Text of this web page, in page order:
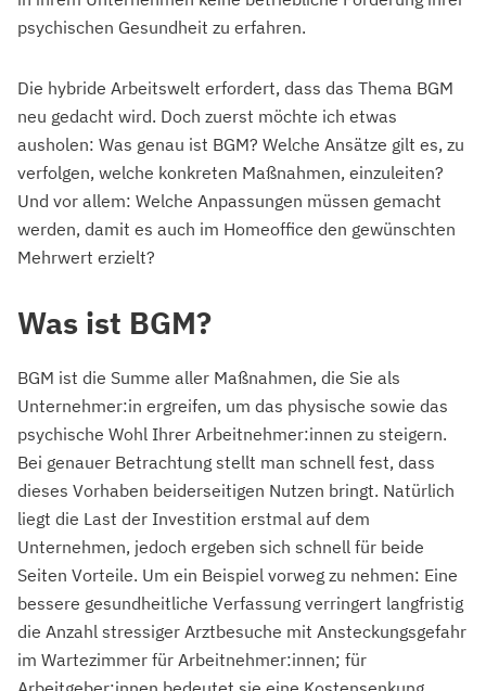
psychischen Gesundheit zu erfahren.
Die hybride Arbeitswelt erfordert, dass das Thema BGM
neu gedacht wird. Doch zuerst möchte ich etwas
ausholen: Was genau ist BGM? Welche Ansätze gilt es, zu
verfolgen, welche konkreten Maßnahmen, einzuleiten?
Und vor allem: Welche Anpassungen müssen gemacht
werden, damit es auch im Homeoffice den gewünschten
Mehrwert erzielt?
Was ist BGM?
BGM ist die Summe aller Maßnahmen, die Sie als
Unternehmer:in ergreifen, um das physische sowie das
psychische Wohl Ihrer Arbeitnehmer:innen zu steigern.
Bei genauer Betrachtung stellt man schnell fest, dass
dieses Vorhaben beiderseitigen Nutzen bringt. Natürlich
liegt die Last der Investition erstmal auf dem
Unternehmen, jedoch ergeben sich schnell für beide
Seiten Vorteile. Um ein Beispiel vorweg zu nehmen: Eine
bessere gesundheitliche Verfassung verringert langfristig
die Anzahl stressiger Arztbesuche mit Ansteckungsgefahr
im Wartezimmer für Arbeitnehmer:innen; für